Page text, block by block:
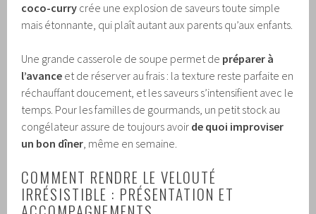
coco-curry crée une explosion de saveurs toute simple
mais étonnante, qui plaît autant aux parents qu’aux enfants.
Une grande casserole de soupe permet de préparer à
l’avance et de réserver au frais : la texture reste parfaite en
réchauffant doucement, et les saveurs s’intensifient avec le
temps. Pour les familles de gourmands, un petit stock au
congélateur assure de toujours avoir de quoi improviser
un bon dîner, même en semaine.
COMMENT RENDRE LE VELOUTÉ
IRRÉSISTIBLE : PRÉSENTATION ET